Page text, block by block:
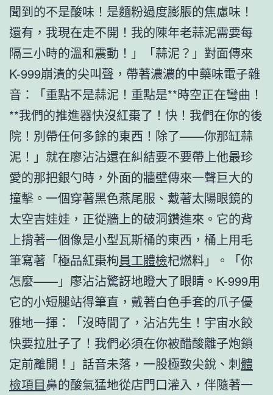
聞到的不是酸味！是麵粉過度膨脹的焦慮味！
還有，我現在走不開！我的陳年老蒜泥需要每
隔三小時的溫和震動！」「蒜泥？」對面傳來
K-999崩潰的尖叫聲，帶著濃濃的中藥味電子雜
音：「重點不是蒜泥！重點是**時空正在彎曲！
**我們的推進器快沒紅棗了！快！我們在你的後
院！別帶任何多餘的東西！除了——你那缸蒜
泥！」就在廖沾沾還在糾結要不要帶上他最珍
愛的那把銀勺時，外面的牆壁傳來一聲巨大的
撞擊。一個穿著黑色燕尾服、戴著太陽眼鏡的
太空吉娃娃，正從牆上的破洞鑽進來。它的背
上揹著一個像是小型瓦斯桶的東西，桶上用毛
筆寫著「極品紅棗枸員工體檢杞燃料」。「你
怎麼——」廖沾沾驚訝地瞪大了眼睛。K-999用
它的小短腿站得筆直，戴著白色手套的爪子優
雅地一揮：「沒時間了，沾沾先生！宇宙水餃
快要拉肚子了！我們必須在你被醋酸離子炮鎖
定前離開！」話音未落，一股極致尖銳、刺體
檢項目鼻的酸氣猛地從店門口灌入，伴隨著一